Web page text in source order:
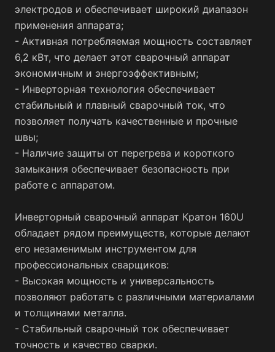
электродов и обеспечивает широкий диапазон
применения аппарата;
- Активная потребляемая мощность составляет
6,2 кВт, что делает этот сварочный аппарат
экономичным и энергоэффективным;
- Инверторная технология обеспечивает
стабильный и плавный сварочный ток, что
позволяет получать качественные и прочные
швы;
- Наличие защиты от перегрева и короткого
замыкания обеспечивает безопасность при
работе с аппаратом.
Инверторный сварочный аппарат Кратон 160U
обладает рядом преимуществ, которые делают
его незаменимым инструментом для
профессиональных сварщиков:
- Высокая мощность и универсальность
позволяют работать с различными материалами
и толщинами металла.
- Стабильный сварочный ток обеспечивает
точность и качество сварки.